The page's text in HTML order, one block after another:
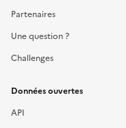
Partenaires
Une question ?
Challenges
Données ouvertes
API